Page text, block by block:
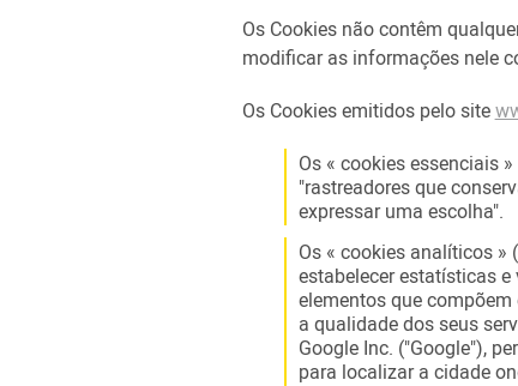
Os Cookies não contêm
modificar as informações nele
Os Cookies emitidos pelo site
Os « cookies essenciais
"rastreadores que
expressar uma escolha".
Os « cookies analíticos
estabelecer estatísticas
elementos que
a qualidade dos seus
Google Inc. ("Google"),
para localizar a cidade